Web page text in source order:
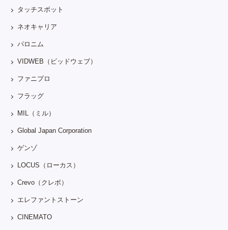
タッチスポット
ネオキャリア
パロニム
VIDWEB（ビッドウェブ）
ファニプロ
フラッグ
MIL（ミル）
Global Japan Corporation
ゲンゾ
LOCUS（ローカス）
Crevo（クレボ）
エレファントストーン
CINEMATO